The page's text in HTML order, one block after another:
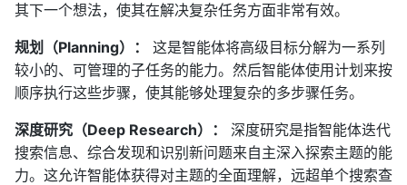
其下一个想法，使其在解决复杂任务方面非常有效。
规划（Planning）：
这是智能体将高级目标分解为一系列
较小的、可管理的子任务的能力。然后智能体使用计划来按
顺序执行这些步骤，使其能够处理复杂的多步骤任务。
深度研究（Deep Research）：
深度研究是指智能体迭代
搜索信息、综合发现和识别新问题来自主深入探索主题的能
力。这允许智能体获得对主题的全面理解，远超单个搜索查